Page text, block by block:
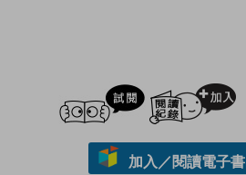
試閲
加入／閱讀電子書